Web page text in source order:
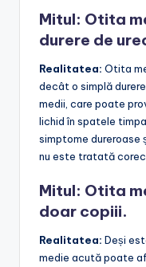
Mitul: Otita
durere de
Realitatea: Otita
decât o simplă
medii, care poate
lichid în spatele
simptome dureroase
nu este tratată
Mitul: Otita
doar copiii.
Realitatea: Deși
medie acută poate